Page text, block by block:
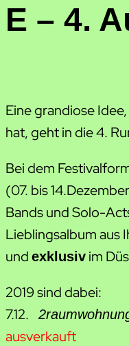
E – 4.
Eine grandiose
hat, geht in die 4.
Bei dem
(07. bis
Bands und Solo-
Lieblingsalbum aus
und exklusiv im
2019 sind dabei:
7.12.
ausverkauft